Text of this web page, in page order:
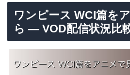
ワンピース WCI篇を
ら — VOD配信状況比